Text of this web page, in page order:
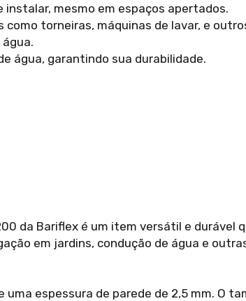
mesmo em espaços apertados.
torneiras, máquinas de lavar, e
água, garantindo sua durabilidade.
da Bariflex é um item versátil e durável
em jardins, condução de água e
espessura de parede de 2,5 mm. O